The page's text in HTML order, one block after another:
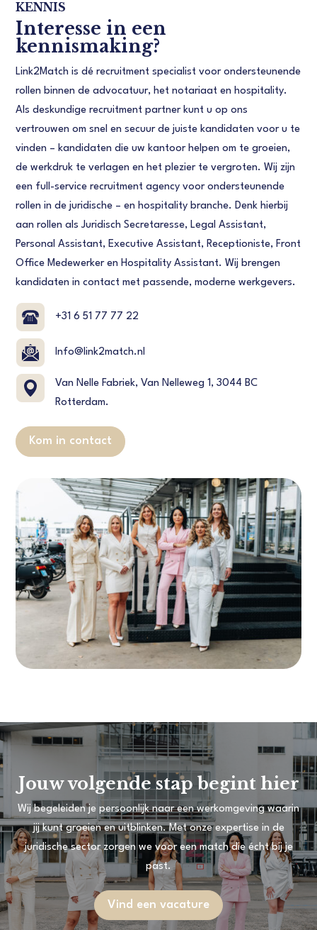
KENNIS
Interesse in een
kennismaking?
Link2Match is dé recruitment specialist voor ondersteunende
rollen binnen de advocatuur, het notariaat en hospitality.
Als deskundige recruitment partner kunt u op ons
vertrouwen om snel en secuur de juiste kandidaten voor u te
vinden – kandidaten die uw kantoor helpen om te groeien,
de werkdruk te verlagen en het plezier te vergroten. Wij zijn
een full-service recruitment agency voor ondersteunende
rollen in de juridische – en hospitality branche. Denk hierbij
aan rollen als Juridisch Secretaresse, Legal Assistant,
Personal Assistant, Executive Assistant, Receptioniste, Front
Office Medewerker en Hospitality Assistant. Wij brengen
kandidaten in contact met passende, moderne werkgevers.
+31 6 51 77 77 22
Info@link2match.nl
Van Nelle Fabriek, Van Nelleweg 1, 3044 BC
Rotterdam.
Kom in contact
Jouw volgende stap begint hier
Wij begeleiden je persoonlijk naar een werkomgeving waarin
jij kunt groeien en uitblinken. Met onze expertise in de
juridische sector zorgen we voor een match die écht bij je
past.
Vind een vacature